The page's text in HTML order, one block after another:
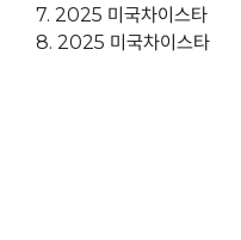
7. 2025 미국차이스타
8. 2025 미국차이스타